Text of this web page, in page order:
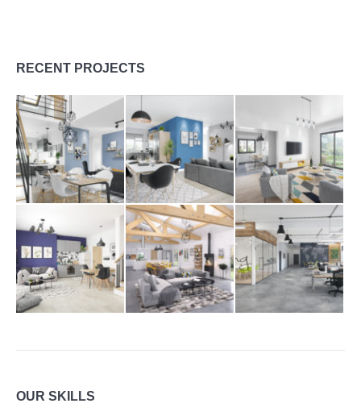
RECENT PROJECTS
OUR SKILLS